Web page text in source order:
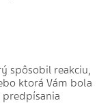
spôsobil reakciu,
ktorá Vám bola
predpísania